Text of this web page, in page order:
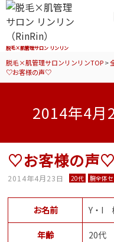
脱毛×肌管理サロン リンリン
脱毛×肌管理サロンリンリンTOP>
♡お客様の声♡
2014年4月
♡お客様の声♡
2014年4月23日 20代 腕全体
お名前 Y・I
年齢 20代